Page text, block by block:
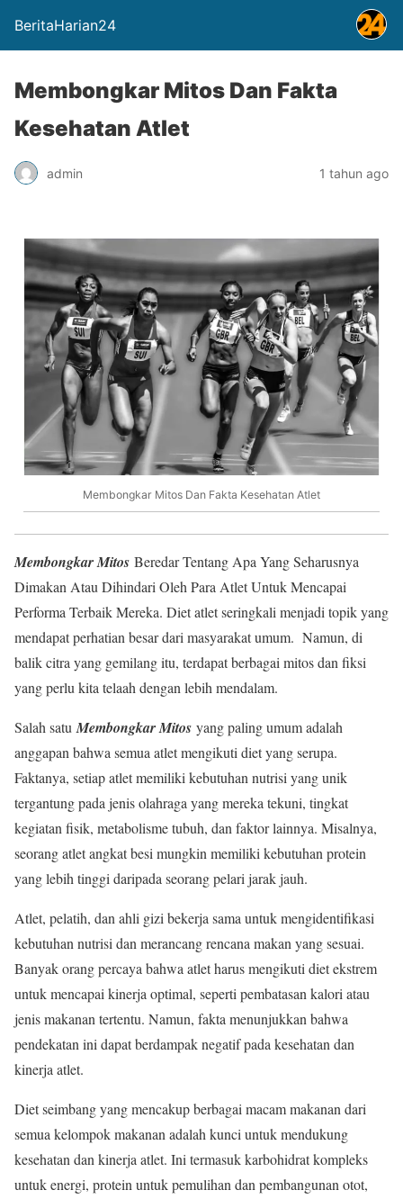
BeritaHarian24
Membongkar Mitos Dan Fakta
Kesehatan Atlet
admin 1 tahun ago
Membongkar Mitos Dan Fakta Kesehatan Atlet
Membongkar Mitos Beredar Tentang Apa Yang Seharusnya
Dimakan Atau Dihindari Oleh Para Atlet Untuk Mencapai
Performa Terbaik Mereka. Diet atlet seringkali menjadi topik yang
mendapat perhatian besar dari masyarakat umum. Namun, di
balik citra yang gemilang itu, terdapat berbagai mitos dan fiksi
yang perlu kita telaah dengan lebih mendalam.
Salah satuMembongkar Mitos yang paling umum adalah
anggapan bahwa semua atlet mengikuti diet yang serupa.
Faktanya, setiap atlet memiliki kebutuhan nutrisi yang unik
tergantung pada jenis olahraga yang mereka tekuni, tingkat
kegiatan fisik, metabolisme tubuh, dan faktor lainnya. Misalnya,
seorang atlet angkat besi mungkin memiliki kebutuhan protein
yang lebih tinggi daripada seorang pelari jarak jauh.
Atlet, pelatih, dan ahli gizi bekerja sama untuk mengidentifikasi
kebutuhan nutrisi dan merancang rencana makan yang sesuai.
Banyak orang percaya bahwa atlet harus mengikuti diet ekstrem
untuk mencapai kinerja optimal, seperti pembatasan kalori atau
jenis makanan tertentu. Namun, fakta menunjukkan bahwa
pendekatan ini dapat berdampak negatif pada kesehatan dan
kinerja atlet.
Diet seimbang yang mencakup berbagai macam makanan dari
semua kelompok makanan adalah kunci untuk mendukung
kesehatan dan kinerja atlet. Ini termasuk karbohidrat kompleks
untuk energi, protein untuk pemulihan dan pembangunan otot,